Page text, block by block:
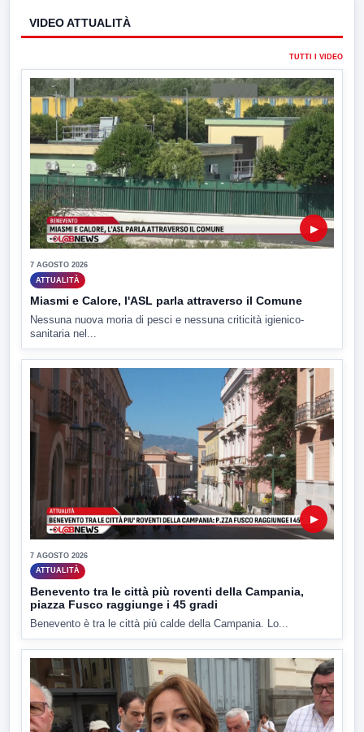
VIDEO ATTUALITÀ
TUTTI I VIDEO
▶
7 AGOSTO 2026
ATTUALITÀ
Miasmi e Calore, l'ASL parla attraverso il Comune
Nessuna nuova moria di pesci e nessuna criticità igienico-
sanitaria nel...
▶
7 AGOSTO 2026
ATTUALITÀ
Benevento tra le città più roventi della Campania,
piazza Fusco raggiunge i 45 gradi
Benevento è tra le città più calde della Campania. Lo...